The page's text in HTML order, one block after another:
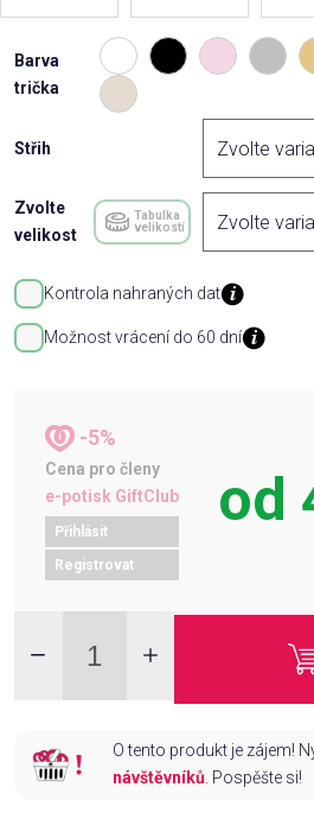
Barva
trička
Střih
Zvolte
velikost
Tabulka
velikostí
Kontrola nahraných dat
Možnost vrácení do 60 dní
-5%
Cena pro členy
e-potisk GiftClub
Přihlásit
Registrovat
od
O tento produkt je zájem!
návštěvníků. Pospěšte si!